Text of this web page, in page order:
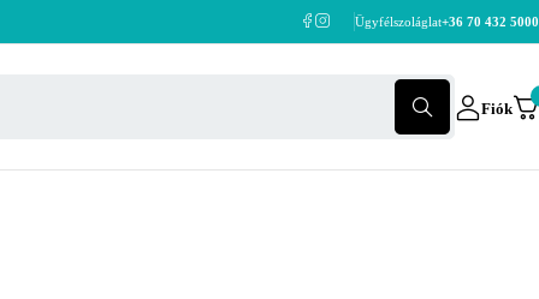
Ügyfélszoláglat+36 70 432 5000
Fiók